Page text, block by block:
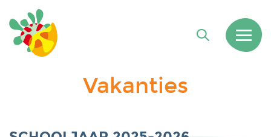
Vakanties